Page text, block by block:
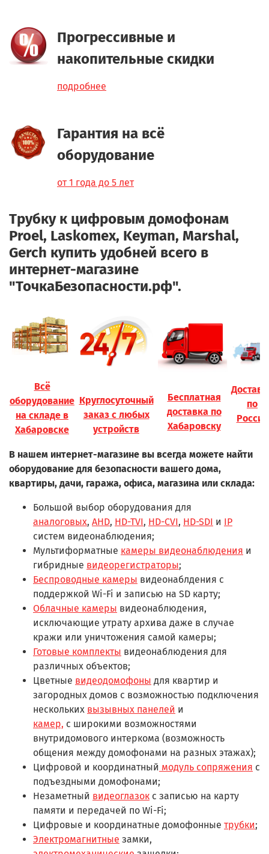
Прогрессивные и
накопительные скидки
подробнее
Гарантия на всё
оборудование
от 1 года до 5 лет
Трубку к цифровым домофонам
Proel, Laskomex, Keyman, Marshal,
Gerch купить удобней всего в
интернет-магазине
"ТочкаБезопасности.рф".
Всё
оборудование
на складе в
Хабаровске
Круглосуточный
заказ с любых
устройств
Бесплатная
доставка по
Хабаровску
по
России
В нашем интернет-магазине вы всегда можете найти
оборудование для безопасности вашего дома,
квартиры, дачи, гаража, офиса, магазина или склада:
Большой выбор оборудования для
аналоговых, AHD, HD-TVI, HD-CVI, HD-SDI и IP
систем видеонаблюдения;
Мультиформатные камеры видеонаблюдения и
гибридные видеорегистраторы;
Беспроводные камеры видеонаблдения с
поддержкой Wi-Fi и записью на SD карту;
Облачные камеры видеонаблюдения,
исключающие утрату архива даже в случае
кражи или уничтожения самой камеры;
Готовые комплекты видеонаблюдения для
различных объектов;
Цветные видеодомофоны для квартир и
загородных домов с возможностью подключения
нескольких вызывных панелей и
камер, с широкими возможностями
внутридомового интеркома (возможность
общения между домофонами на разных этажах);
Цифровой и координатный модуль сопряжения с
подъездными домофонами;
Незаметный видеоглазок с записью на карту
памяти и передачей по Wi-Fi;
Цифровые и координатные домофонные трубки;
Электромагнитные замки,